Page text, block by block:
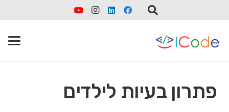
פתרון בעיות לילדים